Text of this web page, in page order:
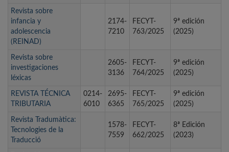
Revista sobre
infancia y
adolescencia
(REINAD)
2174-
7210
FECYT-
763/2025
9ª edición
(2025)
Revista sobre
investigaciones
léxicas
2605-
3136
FECYT-
764/2025
9ª edición
(2025)
REVISTA TÉCNICA
TRIBUTARIA
0214-
6010
2695-
6365
FECYT-
765/2025
9ª edición
(2025)
Revista Tradumàtica:
Tecnologies de la
Traducció
1578-
7559
FECYT-
662/2025
8ª Edición
(2023)